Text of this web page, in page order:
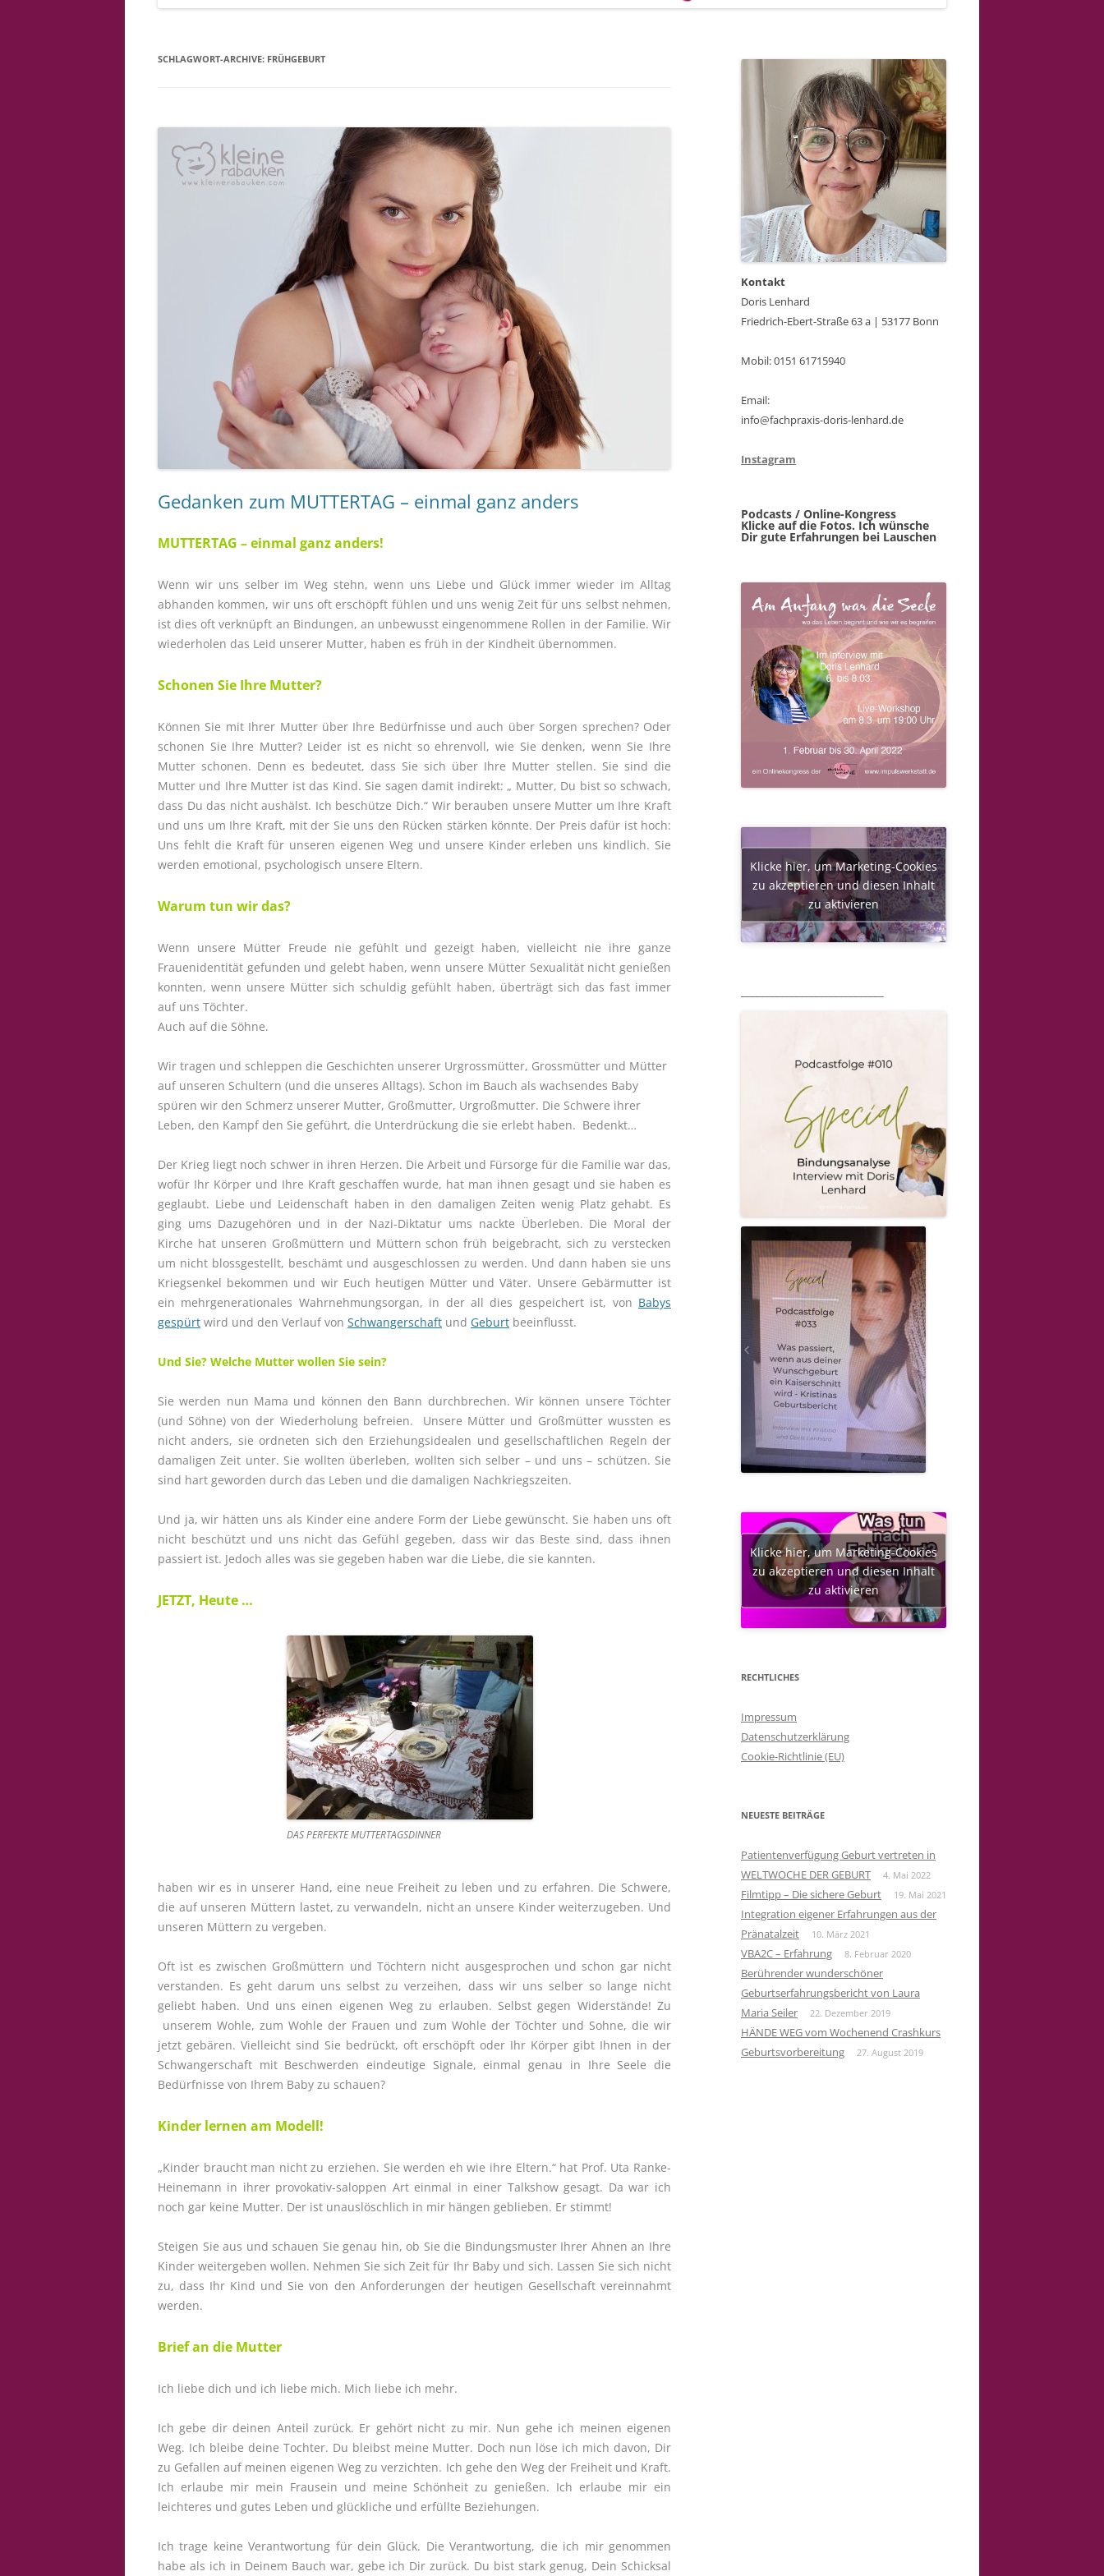
SCHLAGWORT-ARCHIVE: FRÜHGEBURT
Gedanken zum MUTTERTAG – einmal ganz anders
MUTTERTAG – einmal ganz anders!
Wenn wir uns selber im Weg stehn, wenn uns Liebe und Glück immer wieder im Alltag
abhanden kommen, wir uns oft erschöpft fühlen und uns wenig Zeit für uns selbst nehmen,
ist dies oft verknüpft an Bindungen, an unbewusst eingenommene Rollen in der Familie. Wir
wiederholen das Leid unserer Mutter, haben es früh in der Kindheit übernommen.
Schonen Sie Ihre Mutter?
Können Sie mit Ihrer Mutter über Ihre Bedürfnisse und auch über Sorgen sprechen? Oder
schonen Sie Ihre Mutter? Leider ist es nicht so ehrenvoll, wie Sie denken, wenn Sie Ihre
Mutter schonen. Denn es bedeutet, dass Sie sich über Ihre Mutter stellen. Sie sind die
Mutter und Ihre Mutter ist das Kind. Sie sagen damit indirekt: „ Mutter, Du bist so schwach,
dass Du das nicht aushälst. Ich beschütze Dich.“ Wir berauben unsere Mutter um Ihre Kraft
und uns um Ihre Kraft, mit der Sie uns den Rücken stärken könnte. Der Preis dafür ist hoch:
Uns fehlt die Kraft für unseren eigenen Weg und unsere Kinder erleben uns kindlich. Sie
werden emotional, psychologisch unsere Eltern.
Warum tun wir das?
Wenn unsere Mütter Freude nie gefühlt und gezeigt haben, vielleicht nie ihre ganze
Frauenidentität gefunden und gelebt haben, wenn unsere Mütter Sexualität nicht genießen
konnten, wenn unsere Mütter sich schuldig gefühlt haben, überträgt sich das fast immer
auf uns Töchter.
Auch auf die Söhne.
Wir tragen und schleppen die Geschichten unserer Urgrossmütter, Grossmütter und Mütter
auf unseren Schultern (und die unseres Alltags). Schon im Bauch als wachsendes Baby
spüren wir den Schmerz unserer Mutter, Großmutter, Urgroßmutter. Die Schwere ihrer
Leben, den Kampf den Sie geführt, die Unterdrückung die sie erlebt haben. Bedenkt…
Der Krieg liegt noch schwer in ihren Herzen. Die Arbeit und Fürsorge für die Familie war das,
wofür Ihr Körper und Ihre Kraft geschaffen wurde, hat man ihnen gesagt und sie haben es
geglaubt. Liebe und Leidenschaft haben in den damaligen Zeiten wenig Platz gehabt. Es
ging ums Dazugehören und in der Nazi-Diktatur ums nackte Überleben. Die Moral der
Kirche hat unseren Großmüttern und Müttern schon früh beigebracht, sich zu verstecken
um nicht blossgestellt, beschämt und ausgeschlossen zu werden. Und dann haben sie uns
Kriegsenkel bekommen und wir Euch heutigen Mütter und Väter. Unsere Gebärmutter ist
ein mehrgenerationales Wahrnehmungsorgan, in der all dies gespeichert ist, von Babys
gespürt wird und den Verlauf von Schwangerschaft und Geburt beeinflusst.
Und Sie? Welche Mutter wollen Sie sein?
Sie werden nun Mama und können den Bann durchbrechen. Wir können unsere Töchter
(und Söhne) von der Wiederholung befreien. Unsere Mütter und Großmütter wussten es
nicht anders, sie ordneten sich den Erziehungsidealen und gesellschaftlichen Regeln der
damaligen Zeit unter. Sie wollten überleben, wollten sich selber – und uns – schützen. Sie
sind hart geworden durch das Leben und die damaligen Nachkriegszeiten.
Und ja, wir hätten uns als Kinder eine andere Form der Liebe gewünscht. Sie haben uns oft
nicht beschützt und uns nicht das Gefühl gegeben, dass wir das Beste sind, dass ihnen
passiert ist. Jedoch alles was sie gegeben haben war die Liebe, die sie kannten.
JETZT, Heute …
DAS PERFEKTE MUTTERTAGSDINNER
haben wir es in unserer Hand, eine neue Freiheit zu leben und zu erfahren. Die Schwere,
die auf unseren Müttern lastet, zu verwandeln, nicht an unsere Kinder weiterzugeben. Und
unseren Müttern zu vergeben.
Oft ist es zwischen Großmüttern und Töchtern nicht ausgesprochen und schon gar nicht
verstanden. Es geht darum uns selbst zu verzeihen, dass wir uns selber so lange nicht
geliebt haben. Und uns einen eigenen Weg zu erlauben. Selbst gegen Widerstände! Zu
unserem Wohle, zum Wohle der Frauen und zum Wohle der Töchter und Sohne, die wir
jetzt gebären. Vielleicht sind Sie bedrückt, oft erschöpft oder Ihr Körper gibt Ihnen in der
Schwangerschaft mit Beschwerden eindeutige Signale, einmal genau in Ihre Seele die
Bedürfnisse von Ihrem Baby zu schauen?
Kinder lernen am Modell!
„Kinder braucht man nicht zu erziehen. Sie werden eh wie ihre Eltern.“ hat Prof. Uta Ranke-
Heinemann in ihrer provokativ-saloppen Art einmal in einer Talkshow gesagt. Da war ich
noch gar keine Mutter. Der ist unauslöschlich in mir hängen geblieben. Er stimmt!
Steigen Sie aus und schauen Sie genau hin, ob Sie die Bindungsmuster Ihrer Ahnen an Ihre
Kinder weitergeben wollen. Nehmen Sie sich Zeit für Ihr Baby und sich. Lassen Sie sich nicht
zu, dass Ihr Kind und Sie von den Anforderungen der heutigen Gesellschaft vereinnahmt
werden.
Brief an die Mutter
Ich liebe dich und ich liebe mich. Mich liebe ich mehr.
Ich gebe dir deinen Anteil zurück. Er gehört nicht zu mir. Nun gehe ich meinen eigenen
Weg. Ich bleibe deine Tochter. Du bleibst meine Mutter. Doch nun löse ich mich davon, Dir
zu Gefallen auf meinen eigenen Weg zu verzichten. Ich gehe den Weg der Freiheit und Kraft.
Ich erlaube mir mein Frausein und meine Schönheit zu genießen. Ich erlaube mir ein
leichteres und gutes Leben und glückliche und erfüllte Beziehungen.
Ich trage keine Verantwortung für dein Glück. Die Verantwortung, die ich mir genommen
habe als ich in Deinem Bauch war, gebe ich Dir zurück. Du bist stark genug, Dein Schicksal
Kontakt
Doris Lenhard
Friedrich-Ebert-Straße 63 a | 53177 Bonn
Mobil: 0151 61715940
Email:
info@fachpraxis-doris-lenhard.de
Instagram
Podcasts / Online-Kongress
Klicke auf die Fotos. Ich wünsche
Dir gute Erfahrungen bei Lauschen
Klicke hier, um Marketing-Cookies
zu akzeptieren und diesen Inhalt
zu aktivieren
Klicke hier, um Marketing-Cookies
zu akzeptieren und diesen Inhalt
zu aktivieren
RECHTLICHES
Impressum
Datenschutzerklärung
Cookie-Richtlinie (EU)
NEUESTE BEITRÄGE
Patientenverfügung Geburt vertreten in
WELTWOCHE DER GEBURT
4. Mai 2022
Filmtipp – Die sichere Geburt 19. Mai 2021
Integration eigener Erfahrungen aus der
Pränatalzeit
10. März 2021
VBA2C – Erfahrung 8. Februar 2020
Berührender wunderschöner
Geburtserfahrungsbericht von Laura
Maria Seiler
22. Dezember 2019
HÄNDE WEG vom Wochenend Crashkurs
Geburtsvorbereitung
27. August 2019